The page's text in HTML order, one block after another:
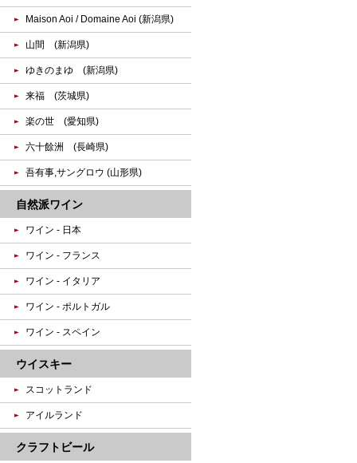
Maison Aoi / Domaine Aoi (新潟県)
山間 (新潟県)
ゆきのまゆ (新潟県)
来福 (茨城県)
楽の世 (愛知県)
六十餘洲 (長崎県)
吾有事,サングロウ (山形県)
自然派ワイン
ワイン - 日本
ワイン - フランス
ワイン - イタリア
ワイン - ポルトガル
ワイン - スペイン
ウイスキー
スコットランド
アイルランド
クラフトビール